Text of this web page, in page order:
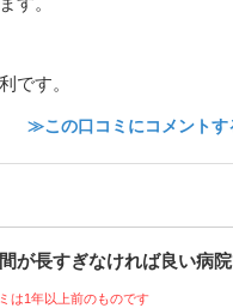
です。
≫この口コミにコメントす
が長すぎなければ良い病院
は1年以上前のものです